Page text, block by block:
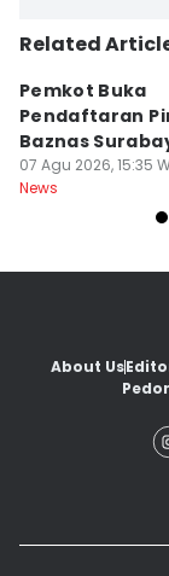
Related
Pemkot Buka
Pendaftaran
Baznas
Syaratnya
07 Agu 2026, 15:35
News
About Us